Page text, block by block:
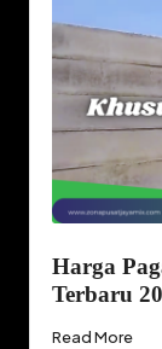
Harga
Terbaru
Read More